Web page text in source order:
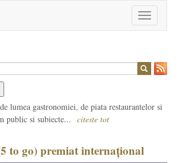
Toggle
navigation
lumea gastronomiei, de piata restaurantelor si
public si subiecte... citeste tot
to go) premiat internațional